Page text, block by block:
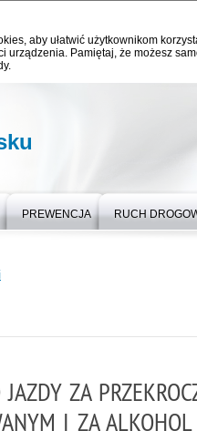
aby ułatwić użytkownikom
urządzenia. Pamiętaj, że możesz
PREWENCJA RUCH
ZA
I ZA ALKOHOL